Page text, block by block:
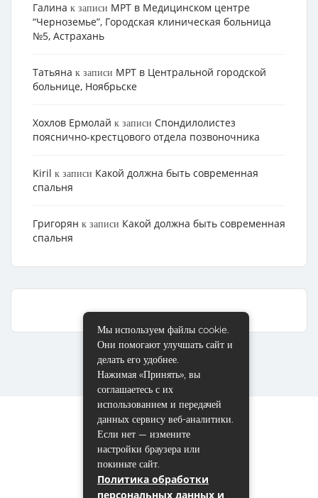
Галина к записи МРТ в Медицинском центре
“Черноземье”, Городская клиническая больница
№5, Астрахань
Татьяна к записи МРТ в Центральной городской
больнице, Ноябрьске
Хохлов Ермолай к записи Cпондилолистез
пояснично-крестцового отдела позвоночника
Kiril к записи Какой должна быть современная
спальня
Григорян к записи Какой должна быть современная
спальня
Мы используем файлы cookie.
Они помогают улучшать сайт и
делать его удобнее.
Нажимая «Принять», вы
соглашаетесь с их
использованием и передачей
данных сервису веб-аналитики.
Если нет — измените
настройки браузера или
покиньте сайт.
Политика обработки
персональных данных и